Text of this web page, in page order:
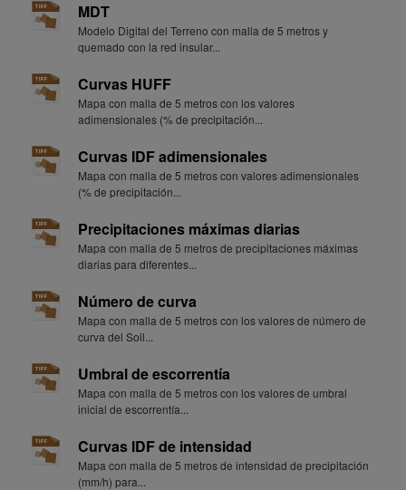
MDT
Modelo Digital del Terreno con malla de 5 metros y
quemado con la red insular...
Curvas HUFF
Mapa con malla de 5 metros con los valores
adimensionales (% de precipitación...
Curvas IDF adimensionales
Mapa con malla de 5 metros con valores adimensionales
(% de precipitación...
Precipitaciones máximas diarias
Mapa con malla de 5 metros de precipitaciones máximas
diarias para diferentes...
Número de curva
Mapa con malla de 5 metros con los valores de número de
curva del Soil...
Umbral de escorrentía
Mapa con malla de 5 metros con los valores de umbral
inicial de escorrentía...
Curvas IDF de intensidad
Mapa con malla de 5 metros de intensidad de precipitación
(mm/h) para...